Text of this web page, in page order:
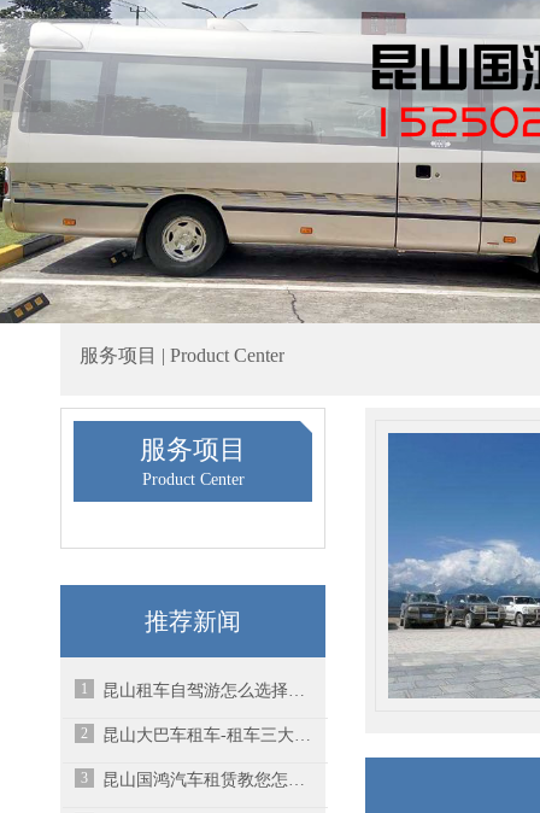
服务项目 | Product Center
服务项目
Product Center
推荐新闻
1 昆山租车自驾游怎么选择太阳膜？
2 昆山大巴车租车-租车三大要素千万别忽视高性价比！
3 昆山国鸿汽车租赁教您怎样省油?